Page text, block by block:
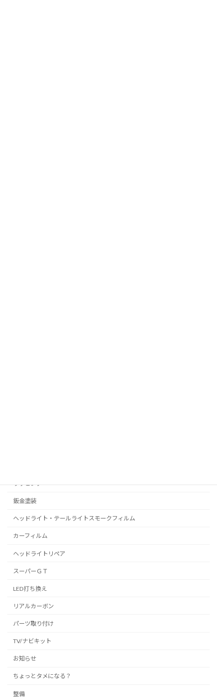
ラッピング
鈑金塗装
ヘッドライト・テールライトスモークフィルム
カーフィルム
ヘッドライトリペア
スーパーＧＴ
LED打ち換え
リアルカーボン
パーツ取り付け
TV/ナビキット
お知らせ
ちょっとタメになる？
整備